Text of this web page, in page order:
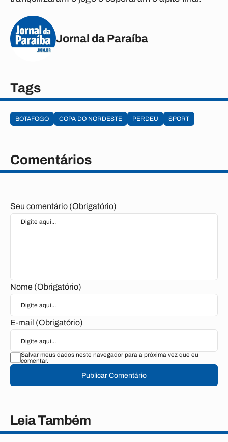
Jornal da Paraíba
Tags
BOTAFOGO COPA DO NORDESTE PERDEU SPORT
Comentários
Seu comentário (Obrigatório)
Nome (Obrigatório)
E-mail (Obrigatório)
Salvar meus dados neste navegador para a próxima vez que eu
comentar.
Publicar Comentário
Leia Também